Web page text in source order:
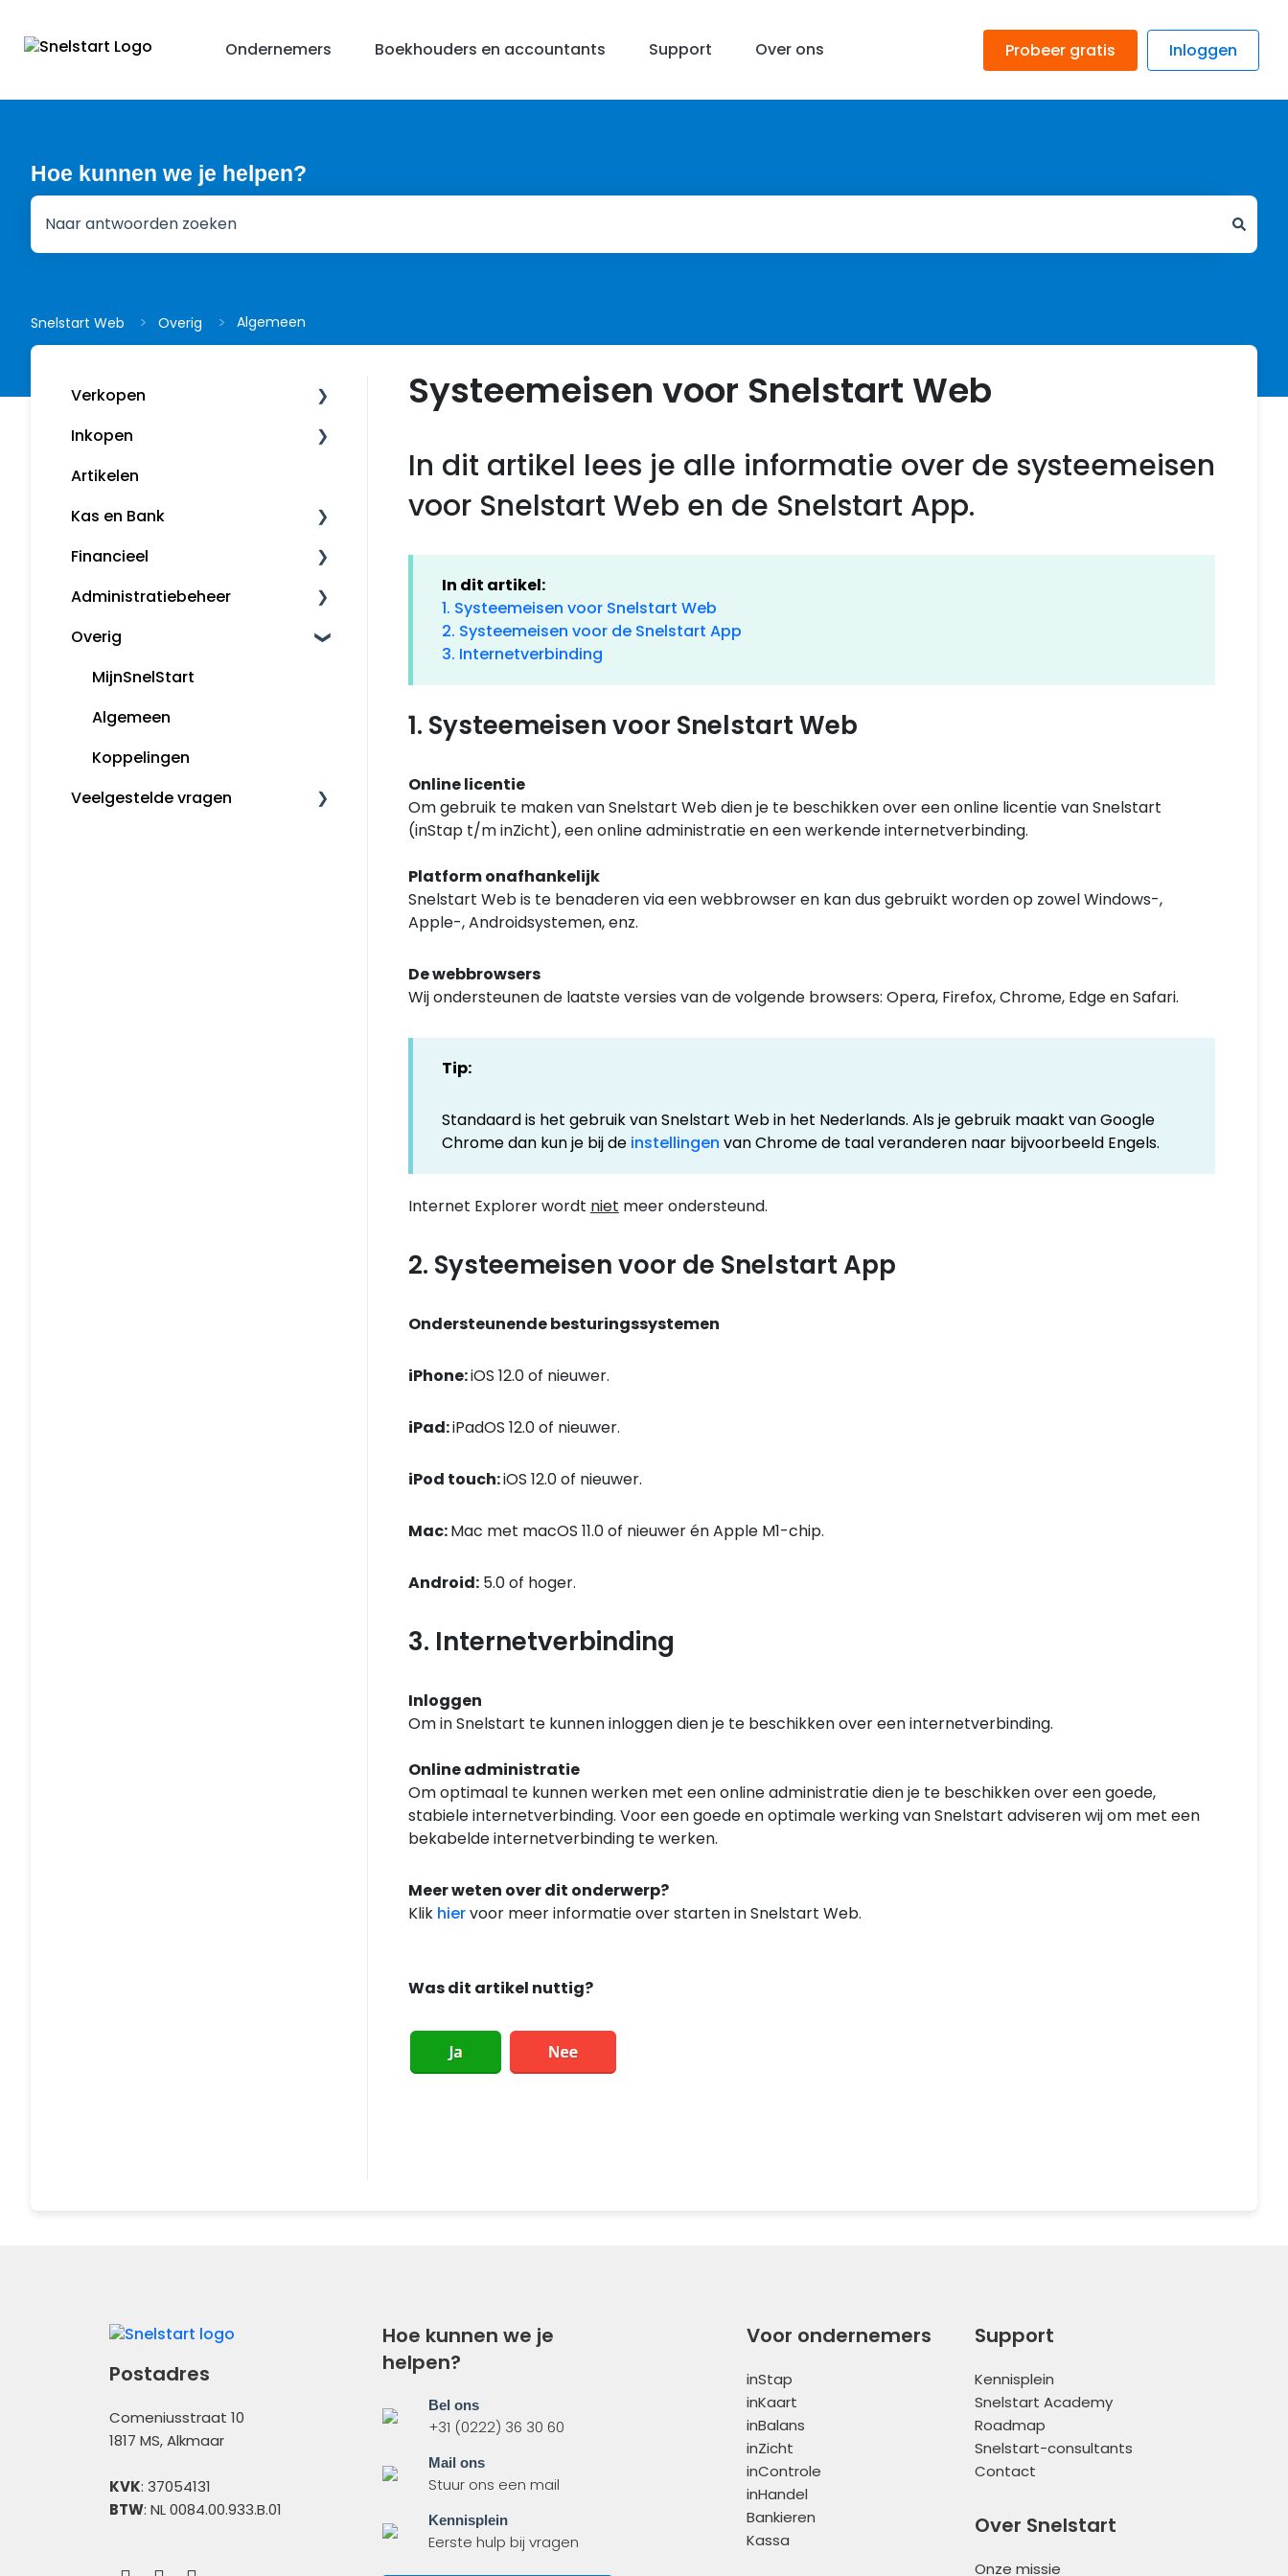
Probeer gratis Inloggen
Ondernemers Boekhouders en accountants Support Over ons
Hoe kunnen we je helpen?
Snelstart Web Overig Algemeen
Systeemeisen voor Snelstart Web
In dit artikel lees je alle informatie over de systeemeisen
voor Snelstart Web en de Snelstart App.
In dit artikel:
1. Systeemeisen voor Snelstart Web
2. Systeemeisen voor de Snelstart App
3. Internetverbinding
1. Systeemeisen voor Snelstart Web
Online licentie
Om gebruik te maken van Snelstart Web dien je te beschikken over een online licentie van Snelstart
(inStap t/m inZicht), een online administratie en een werkende internetverbinding.
Platform onafhankelijk
Snelstart Web is te benaderen via een webbrowser en kan dus gebruikt worden op zowel Windows-,
Apple-, Androidsystemen, enz.
De webbrowsers
Wij ondersteunen de laatste versies van de volgende browsers: Opera, Firefox, Chrome, Edge en Safari.
Tip:
Standaard is het gebruik van Snelstart Web in het Nederlands. Als je gebruik maakt van Google
Chrome dan kun je bij de instellingen van Chrome de taal veranderen naar bijvoorbeeld Engels.
Internet Explorer wordt niet meer ondersteund.
2. Systeemeisen voor de Snelstart App
Ondersteunende besturingssystemen
iPhone:iOS 12.0 of nieuwer.
iPad:iPadOS 12.0 of nieuwer.
iPod touch:iOS 12.0 of nieuwer.
Mac:Mac met macOS 11.0 of nieuwer én Apple M1-chip.
Android:5.0 of hoger.
3. Internetverbinding
Inloggen
Om in Snelstart te kunnen inloggen dien je te beschikken over een internetverbinding.
Online administratie
Om optimaal te kunnen werken met een online administratie dien je te beschikken over een goede,
stabiele internetverbinding. Voor een goede en optimale werking van Snelstart adviseren wij om met een
bekabelde internetverbinding te werken.
Meer weten over dit onderwerp?
Klik hiervoor meer informatie over starten in Snelstart Web.
Was dit artikel nuttig?
Verkopen
Factureren
Herinneringen en
Inkopen
Leveranciers
Artikelen
Kas en Bank
Bankkoppeling
Snelstart Bankieren App
Financieel
Fiscaal
Rapporten
Administratiebeheer
Administratiebeheer
Gebruikers en rechten
Overig
MijnSnelStart
Algemeen
Koppelingen
Veelgestelde vragen
Postadres
Comeniusstraat 10
1817 MS, Alkmaar
KVK: 37054131
BTW: NL 0084.00.933.B.01
Hoe kunnen we je
helpen?
Bel ons
+31 (0222) 36 30 60
Mail ons
Stuur ons een mail
Kennisplein
Eerste hulp bij vragen
Voor ondernemers
inStap
inKaart
inBalans
inZicht
inControle
inHandel
Bankieren
Kassa
Support
Kennisplein
Snelstart Academy
Roadmap
Snelstart-consultants
Contact
Over Snelstart
Onze missie